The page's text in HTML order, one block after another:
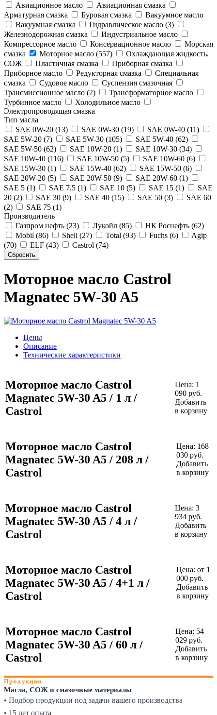
Авиационное масло
Авиационная смазка
Арматурная смазка
Буровая смазка
Вакуумное масло
Вакуумная смазка
Гидравлическое масло (3)
Железнодорожная смазка
Индустриальное масло
Компрессорное масло
Консервационное масло
Морская
смазка
Моторное масло (557)
Охлаждающая жидкость,
СОЖ
Пластичная смазка
Приборная смазка
Приборное масло
Редукторная смазка
Специальная
смазка
Судовое масло
Суспензия смазочная
Трансмиссионное масло (2)
Трансформаторное масло
Турбинное масло
Холодильное масло
Электропроводящая смазка
Тип масла
SAE 0W-20 (13)
SAE 0W-30 (19)
SAE 0W-40 (11)
SAE 5W-20 (7)
SAE 5W-30 (105)
SAE 5W-40 (62)
SAE 5W-50 (62)
SAE 10W-20 (1)
SAE 10W-30 (34)
SAE 10W-40 (116)
SAE 10W-50 (5)
SAE 10W-60 (6)
SAE 15W-30 (1)
SAE 15W-40 (62)
SAE 15W-50 (6)
SAE 20W-20 (5)
SAE 20W-50 (9)
SAE 20W-60 (1)
SAE 5 (1)
SAE 7,5 (1) SAE 10 (5) SAE 15 (1)
SAE
20 (2)
SAE 30 (9) SAE 40 (15) SAE 50 (3)
SAE 60
(2)
SAE 75 (1)
Производитель
Газпром нефть (23)
Лукойл (85)
НК Роснефть (62)
Mobil (86)
Shell (27) Total (93) Fuchs (6)
Agip
(70)
ELF (43) Castrol (74)
Моторное масло Castrol
Magnatec 5W-30 A5
Цены
Описание
Технические характеристики
Моторное масло Castrol
Magnatec 5W-30 A5 / 1 л /
Castrol
Цена: 1
090 руб.
Добавить
в корзину
Моторное масло Castrol
Magnatec 5W-30 A5 / 208 л /
Castrol
Цена: 168
030 руб.
Добавить
в корзину
Моторное масло Castrol
Magnatec 5W-30 A5 / 4 л /
Castrol
Цена: 3
934 руб.
Добавить
в корзину
Моторное масло Castrol
Magnatec 5W-30 A5 / 4+1 л /
Castrol
Цена: от 1
000 руб.
Добавить
в корзину
Моторное масло Castrol
Magnatec 5W-30 A5 / 60 л /
Castrol
Цена: 54
029 руб.
Добавить
в корзину
Продукция
Масла, СОЖ и смазочные материалы
• Подбор продукции под задачи вашего производства
• 15 лет опыта